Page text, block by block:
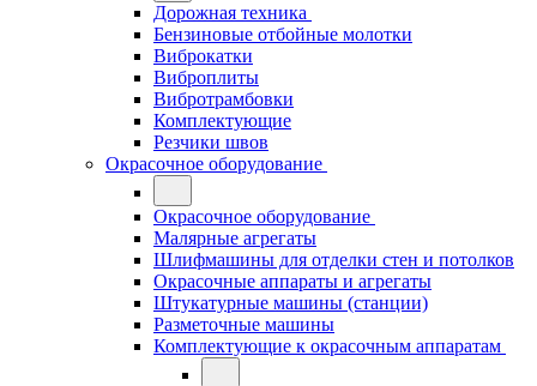
Дорожная техника
Бензиновые отбойные молотки
Виброкатки
Виброплиты
Вибротрамбовки
Комплектующие
Резчики швов
Окрасочное оборудование
Окрасочное оборудование
Малярные агрегаты
Шлифмашины для отделки стен и потолков
Окрасочные аппараты и агрегаты
Штукатурные машины (станции)
Разметочные машины
Комплектующие к окрасочным аппаратам